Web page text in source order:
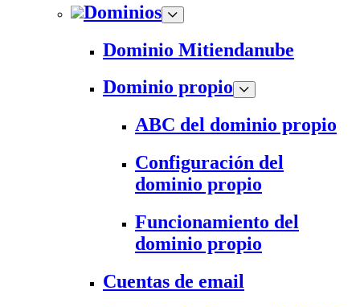
Dominios
Dominio Mitiendanube
Dominio propio
ABC del dominio propio
Configuración del
dominio propio
Funcionamiento del
dominio propio
Cuentas de email